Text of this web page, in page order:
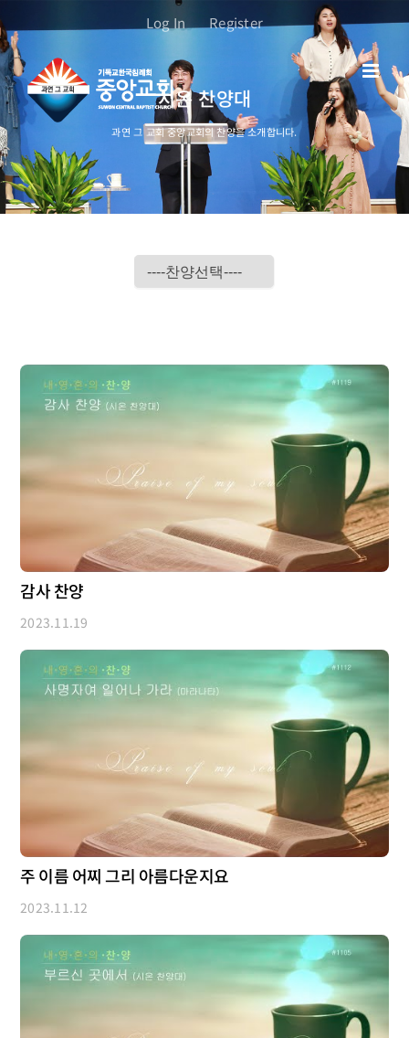
텐
츠
로
건
너
뛰
기
Log In Register
시온 찬양대
과연 그 교회 중앙교회의 찬양을 소개합니다.
감사 찬양
2023.11.19
주 이름 어찌 그리 아름다운지요
2023.11.12